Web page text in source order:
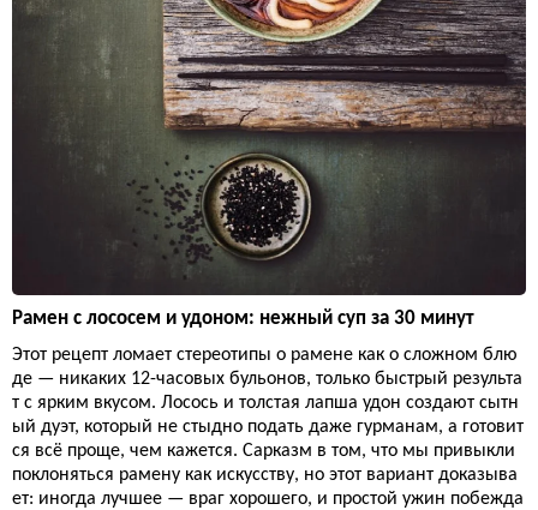
Рамен с лососем и удоном: нежный суп за 30 минут
Этот рецепт ломает стереотипы о рамене как о сложном блю
де — никаких 12-часовых бульонов, только быстрый результа
т с ярким вкусом. Лосось и толстая лапша удон создают сытн
ый дуэт, который не стыдно подать даже гурманам, а готовит
ся всё проще, чем кажется. Сарказм в том, что мы привыкли
поклоняться рамену как искусству, но этот вариант доказыва
ет: иногда лучшее — враг хорошего, и простой ужин побежда